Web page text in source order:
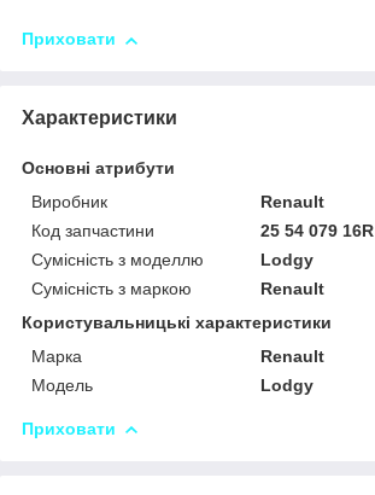
Приховати
Характеристики
Основні атрибути
Виробник
Renault
Код запчастини
25 54 079 16R
Сумісність з моделлю
Lodgy
Сумісність з маркою
Renault
Користувальницькі характеристики
Марка
Renault
Модель
Lodgy
Приховати